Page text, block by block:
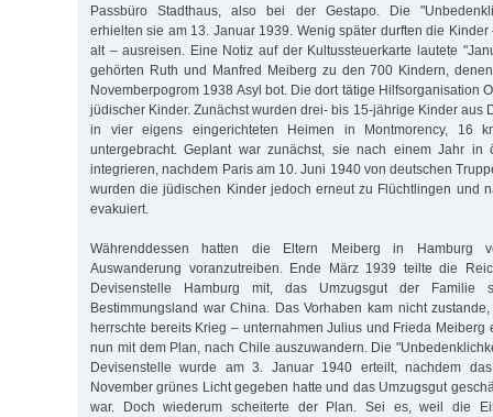
Passbüro Stadthaus, also bei der Gestapo. Die
erhielten sie am 13. Januar 1939. Wenig später durften die
alt – ausreisen. Eine Notiz auf der Kultussteuerkarte lautete
gehörten Ruth und Manfred Meiberg zu den 700 Kindern,
Novemberpogrom 1938 Asyl bot. Die dort tätige Hilfsorganisation
jüdischer Kinder. Zunächst wurden drei- bis 15-jährige Kinder aus
in vier eigens eingerichteten Heimen in Montmorency, 16
untergebracht. Geplant war zunächst, sie nach einem Jahr in
integrieren, nachdem Paris am 10. Juni 1940 von deutschen
wurden die jüdischen Kinder jedoch erneut zu Flüchtlingen und
evakuiert.
Währenddessen hatten die Eltern Meiberg in Hamburg
Auswanderung voranzutreiben. Ende März 1939 teilte die
Devisenstelle Hamburg mit, das Umzugsgut der Familie
Bestimmungsland war China. Das Vorhaben kam nicht
herrschte bereits Krieg – unternahmen Julius und Frieda Meiberg
nun mit dem Plan, nach Chile auszuwandern. Die
Devisenstelle wurde am 3. Januar 1940 erteilt, nachdem
November grünes Licht gegeben hatte und das Umzugsgut
war. Doch wiederum scheiterte der Plan. Sei es, weil die